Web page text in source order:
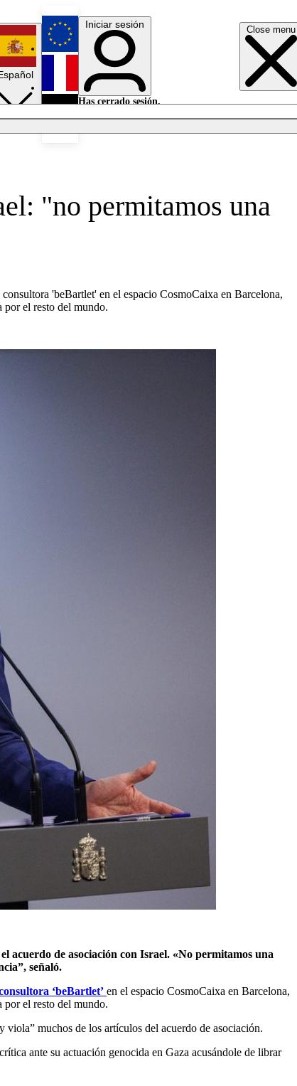
Close menu
English
Français
Iniciar sesión
Has cerrado sesión.
"no permitamos una
'beBartlet' en el espacio CosmoCaixa en Barcelona,
por el resto del mundo.
acuerdo de asociación con Israel. «No permitamos una
señaló.
‘beBartlet’ en el espacio CosmoCaixa en Barcelona,
por el resto del mundo.
viola” muchos de los artículos del acuerdo de asociación.
ante su actuación genocida en Gaza acusándole de librar